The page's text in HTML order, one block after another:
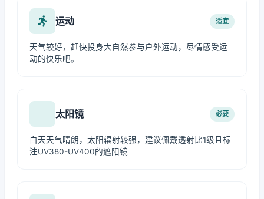
运动 适宜
天气较好，赶快投身大自然参与户外运动，尽情感受运
动的快乐吧。
太阳镜 必要
白天天气晴朗，太阳辐射较强，建议佩戴透射比1级且标
注UV380-UV400的遮阳镜